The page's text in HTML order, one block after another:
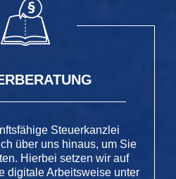
Steuerkanzlei
über uns hinaus, um Sie
Hierbei setzen wir auf
digitale Arbeitsweise unter